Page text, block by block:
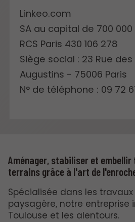
Linkeo.com
SA au capital de 700
RCS Paris 430 106 278
Siège social : 23 Rue
Augustins - 75006 Paris
N° de téléphone : 09 72
Aménager, stabiliser et embellir
terrains grâce à l'art de
Spécialisée dans les
paysagère, notre entreprise
Toulouse et les alentours.